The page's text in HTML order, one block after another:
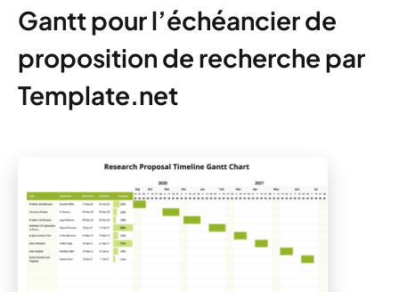
Gantt pour l’échéancier de
proposition de recherche par
Template.net